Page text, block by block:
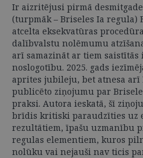
Ir aizritējusi pirmā desmitgade
(turpmāk – Briseles Ia regula)
atcelta eksekvatūras
dalībvalstu nolēmumu
arī samazināt ar tiem saistītās
noslogotību. 2025. gads
aprites jubileju, bet atnesa arī
publicēto ziņojumu par
praksi. Autora ieskatā, šī
brīdis kritiski paraudzīties uz
rezultātiem, īpašu uzmanību
regulas elementiem, kuros
nolūku vai nejauši nav ticis